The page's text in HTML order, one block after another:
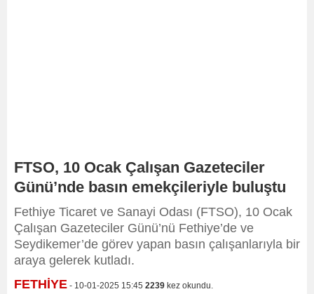
FTSO, 10 Ocak Çalışan Gazeteciler
Günü’nde basın emekçileriyle buluştu
Fethiye Ticaret ve Sanayi Odası (FTSO), 10 Ocak
Çalışan Gazeteciler Günü’nü Fethiye’de ve
Seydikemer’de görev yapan basın çalışanlarıyla bir
araya gelerek kutladı.
FETHİYE - 10-01-2025 15:45 2239 kez okundu.